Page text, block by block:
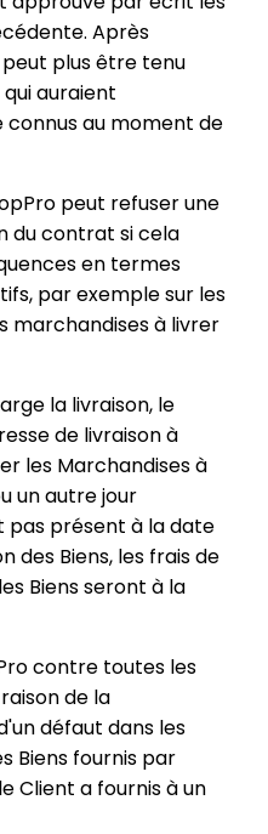
Après
plus être tenu
auraient
au moment de
peut refuser une
du contrat si cela
en termes
par exemple sur les
marchandises à livrer
la livraison, le
de livraison à
les Marchandises à
un autre jour
pas présent à la date
des Biens, les frais de
Biens seront à la
contre toutes les
de la
défaut dans les
Biens fournis par
Client a fournis à un